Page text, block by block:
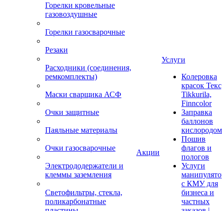
Горелки кровельные
газовоздушные
Горелки газосварочные
Резаки
Расходники (соединения,
ремкомплекты)
Маски сварщика АСФ
Очки защитные
Паяльные материалы
Очки газосварочные
Электрододержатели и
клеммы заземления
Светофильтры, стекла,
поликарбонатные
Акции
Услуги
Колеровка
красок
Tikkurila,
Finncolor
Заправка
баллонов
кислородом
Пошив
флагов и
пологов
Услуги
с КМУ для
бизнеса и
частных